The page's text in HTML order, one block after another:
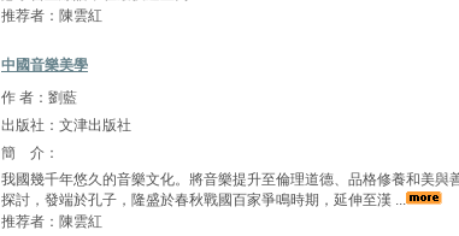
推荐者：陳雲紅
中國音樂美學
作 者：劉藍
出版社：文津出版社
簡 介：
我國幾千年悠久的音樂文化。將音樂提升至倫理道德、品格修養和美與
探討，發端於孔子，隆盛於春秋戰國百家爭鳴時期，延伸至漢 ...
推荐者：陳雲紅